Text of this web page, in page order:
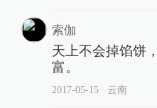
索伽
天上不会掉馅饼
富。
2017-05-15∙ 云南